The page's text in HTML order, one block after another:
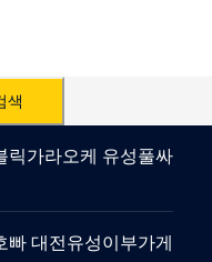
릭가라오케 유성풀싸
대전유성이부가게